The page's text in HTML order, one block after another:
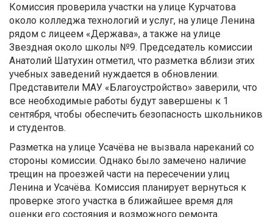
Комиссия проверила участки на улице Курчатова
около колледжа технологий и услуг, на улице Ленина
рядом с лицеем «Держава», а также на улице
Звездная около школы №9. Председатель комиссии
Анатолий Шатухин отметил, что разметка вблизи этих
учебных заведений нуждается в обновлении.
Представители МАУ «Благоустройство» заверили, что
все необходимые работы будут завершены к 1
сентября, чтобы обеспечить безопасность школьников
и студентов.
Разметка на улице Усачёва не вызвала нареканий со
стороны комиссии. Однако было замечено наличие
трещин на проезжей части на пересечении улиц
Ленина и Усачёва. Комиссия планирует вернуться к
проверке этого участка в ближайшее время для
оценки его состояния и возможного ремонта.